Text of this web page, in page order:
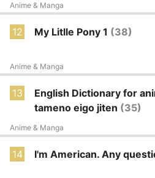
Anime & Manga
12 My Litlle Pony 1 (38)
Anime & Manga
13
English Dictionary for
tameno eigo jiten (35)
Anime & Manga
14 I'm American. Any